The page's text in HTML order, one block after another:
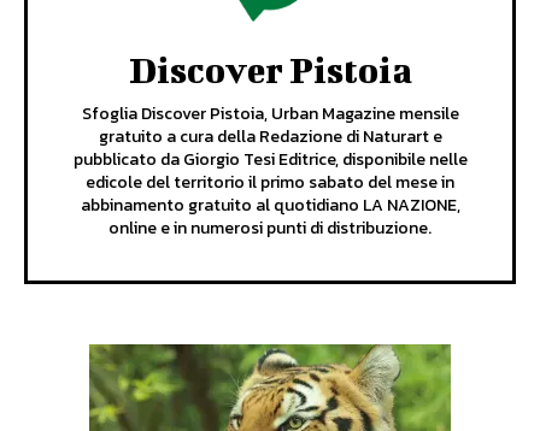
Discover Pistoia
Sfoglia Discover Pistoia, Urban Magazine mensile
gratuito a cura della Redazione di Naturart e
pubblicato da Giorgio Tesi Editrice, disponibile nelle
edicole del territorio il primo sabato del mese in
abbinamento gratuito al quotidiano LA NAZIONE,
online e in numerosi punti di distribuzione.